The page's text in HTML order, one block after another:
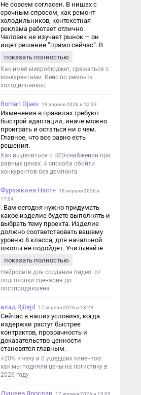
Не совсем согласен. В нишах с
срочным спросом, как ремонт
холодильников, контекстная
реклама работает отлично.
Человек не изучает рынок — он
ищет решение “прямо сейчас”. В
и ловит самый горячий трафик,
тогда как SEO в таких задачах
просто не успевает.
показать полностью
Как имея микробюджет, сражаться с
конкурентами. Кейс по ремонту
холодильников
Roman Djaev 19 апреля 2026 в 12:33
Изменения в правилах требуют
быстрой адаптации, иначе можно
проиграть и остаться ни с чем.
Главное, что все равно есть
решения.
Как выделиться в B2B-снабжении при
равных ценах: 4 способа обойти
конкурентов без демпинга
Фуражкина Настя
18 апреля 2026 в
17:04
. Вам сегодня нужно придумать
какое изделие будете выполнять и
выбрать тему проекта. Изделие
должно соответствовать вашему
уровню 8 класса, для начальной
школы не подойдет. Учитывайте
уровня работы. Структура проекта 1.
Титульный лист - Название школы.
- Тип работы: «Проектная работа». -
Тема проекта. - Кто выполнил:
должность учителя. - Город, год. 2.
Введение - Актуальность темы
(почему это важно). - Цель и
задачи проекта. - Объект и предмет
исследования. - Методы работы. 3.
Основная часть - Теоретическая
основные понятия. - Практическая
глава: что сделано (исследование,
опрос, создание изделия и т. д.). -
показать полностью
Нейросети для создания видео: от
подготовки сценария до
постпродакшена
влад Rjibrjd 17 апреля 2026 в 13:29
Сейчас в наших условиях, когда
издержки растут быстрее
контрактов, прозрачность и
доказательство ценности
становятся главным.
+20% к чеку и 0 ушедших клиентов:
как мы подняли цены на логистику в
2026 году
Душеев Ярослав 17 апреля 2026 в 13:05